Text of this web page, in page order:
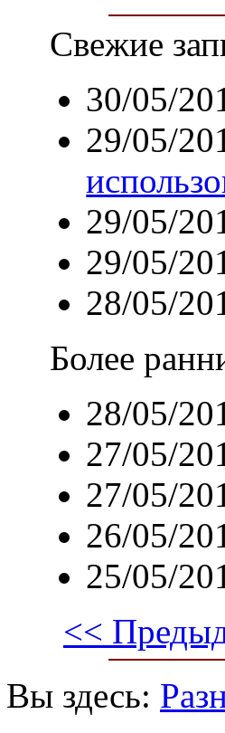
Свежие
30/05/
29/05/
29/05/
29/05/
28/05/
Более
28/05/
27/05/
27/05/
26/05/
25/05/
<<
Вы здесь: